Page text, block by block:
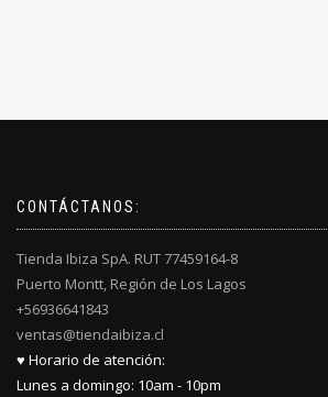
CONTÁCTANOS:
Tienda Ibiza SpA. RUT 77459164-8
Puerto Montt, Región de Los Lagos
+56936641843
ventas@tiendaibiza.cl
♥ Horario de atención:
Lunes a domingo: 10am - 10pm